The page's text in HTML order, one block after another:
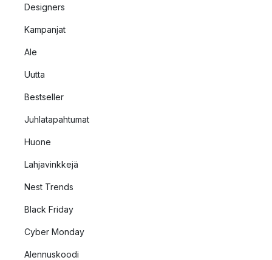
Designers
Kampanjat
Ale
Uutta
Bestseller
Juhlatapahtumat
Huone
Lahjavinkkejä
Nest Trends
Black Friday
Cyber Monday
Alennuskoodi